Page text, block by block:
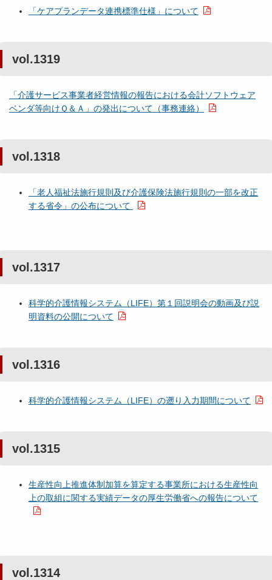
「ケアプランデータ連携標準仕様」について
vol.1319
「介護サービス事業者経営情報の報告における会計ソフトウェア
ベンダ等向けＱ＆Ａ」の発出について（事務連絡）
vol.1318
「老人福祉法施行規則及び介護保険法施行規則の一部を改正
する省令」の公布について
vol.1317
科学的介護情報システム（LIFE）第１回説明会の動画及び説
明資料の公開について
vol.1316
科学的介護情報システム（LIFE）の遡り入力期間について
vol.1315
生産性向上推進体制加算を算定する事業所における生産性向
上の取組に関する実績データの厚生労働省への報告について
vol.1314